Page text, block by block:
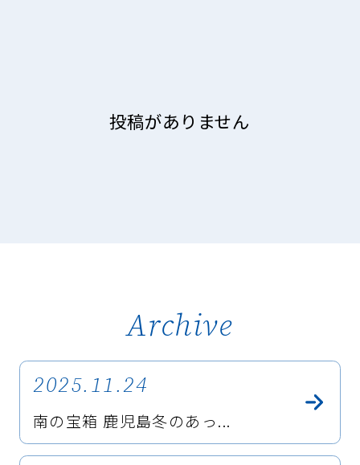
投稿がありません
Archive
2025.11.24
南の宝箱 鹿児島冬のあっ...